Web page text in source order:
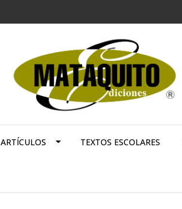
ARTÍCULOS TEXTOS ESCOLARES